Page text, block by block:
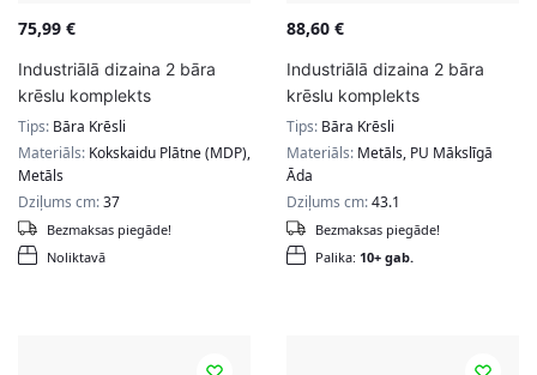
75,99 €
Industriālā dizaina 2 bāra
krēslu komplekts
Tips: Bāra Krēsli
Materiāls: Kokskaidu Plātne (MDP),
Metāls
Dziļums cm:37
Noliktavā
Bezmaksas piegāde!
88,60 €
Industriālā dizaina 2 bāra
krēslu komplekts
Tips: Bāra Krēsli
Materiāls: Metāls, PU Mākslīgā
Āda
Dziļums cm:43.1
Palika: 10+ gab.
Bezmaksas piegāde!